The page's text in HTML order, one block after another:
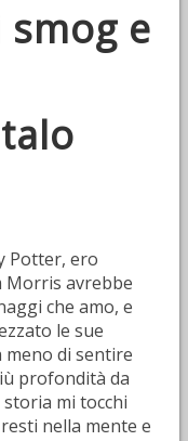
smog e
Potter, ero
Morris avrebbe
che amo, e
le sue
di sentire
profondità da
mi tocchi
nella mente e